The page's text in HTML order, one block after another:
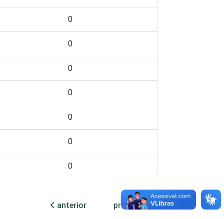
0
0
0
0
0
0
0
anterior próxima